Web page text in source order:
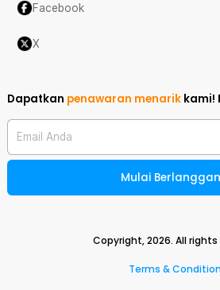
Facebook
X
Dapatkan penawaran menarik kami!
Email Anda
Mulai
Copyright,2026. All
Terms &